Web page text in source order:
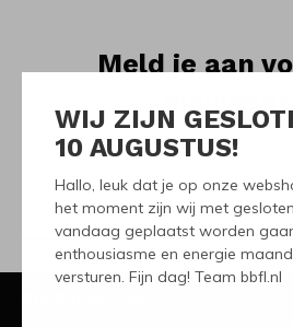
WIJ ZIJN
10 AUGUSTUS!
Hallo, leuk dat je op onze
het moment zijn wij met
vandaag geplaatst worden
enthousiasme en energie
versturen. Fijn dag! Team bbfl.nl
Meld je aan
Ontvang de nieuwste